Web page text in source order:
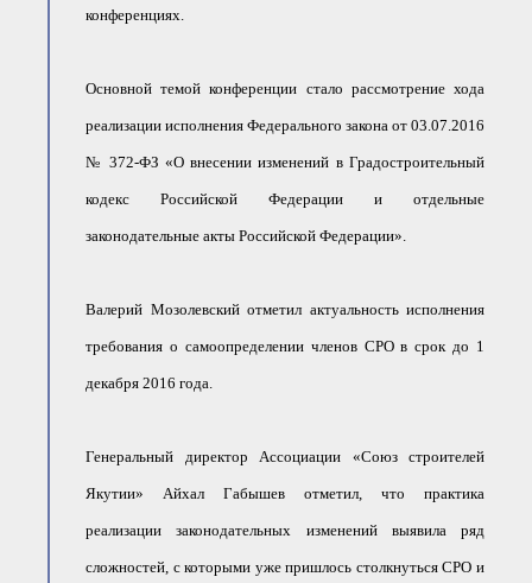
Работа в Общественных советах
Законодательство РФ по
Повышение квалификации,
переподготовка
конференциях.
Основной темой конференции стало рассмотрение хода
реализации исполнения Федерального закона от 03.07.2016
№ 372-ФЗ «О внесении изменений в Градостроительный
кодекс Российской Федерации и отдельные
законодательные акты Российской Федерации».
Валерий Мозолевский отметил актуальность исполнения
требования о самоопределении членов СРО в срок до 1
декабря 2016 года.
Генеральный директор Ассоциации «Союз строителей
Якутии» Айхал Габышев отметил, что практика
реализации законодательных изменений выявила ряд
сложностей, с которыми уже пришлось столкнуться СРО и